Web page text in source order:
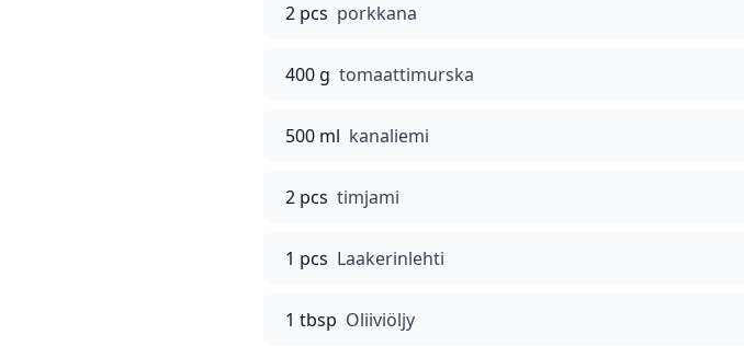
2 pcs porkkana
400 g tomaattimurska
500 ml kanaliemi
2 pcs timjami
1 pcs Laakerinlehti
1 tbsp Oliiviöljy